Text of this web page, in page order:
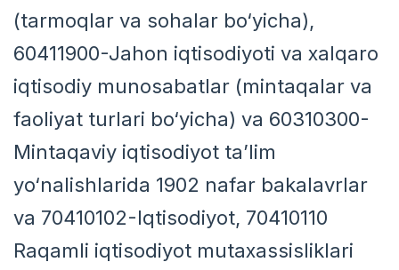
(tarmoqlar va sohalar bo‘yicha),
60411900-Jahon iqtisodiyoti va xalqaro
iqtisodiy munosabatlar (mintaqalar va
faoliyat turlari bo‘yicha) va 60310300-
Mintaqaviy iqtisodiyot ta’lim
yo‘nalishlarida 1902 nafar bakalavrlar
va 70410102-Iqtisodiyot, 70410110
Raqamli iqtisodiyot mutaxassisliklari